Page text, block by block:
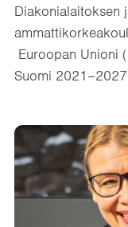
Diakonialaitoksen
Euroopan Unioni
Suomi